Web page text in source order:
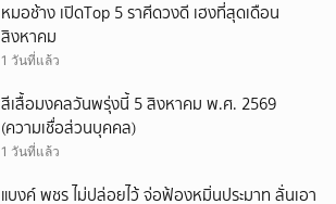
หมอช้าง เปิดTop 5 ราศีดวงดี เฮงที่สุดเดือน
สิงหาคม
1 วันที่แล้ว
สีเสื้อมงคลวันพรุ่งนี้ 5 สิงหาคม พ.ศ. 2569
(ความเชื่อส่วนบุคคล)
1 วันที่แล้ว
แบงค์ พชร ไม่ปล่อยไว้ จ่อฟ้องหมิ่นประมาท ลั่นเอา